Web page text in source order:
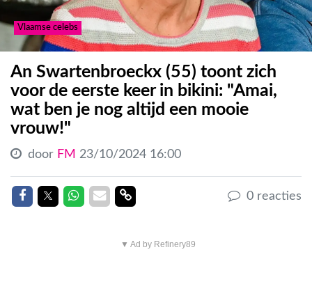
Vlaamse celebs
An Swartenbroeckx (55) toont zich
voor de eerste keer in bikini: "Amai,
wat ben je nog altijd een mooie
vrouw!"
door FM 23/10/2024 16:00
Delen op Facebook
Delen op Twitter
Delen op Whatsapp
Delen via Mail
Delen link 0 reacties
▼ Ad by Refinery89